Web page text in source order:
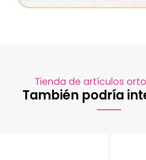
Tienda de artículos
También podría